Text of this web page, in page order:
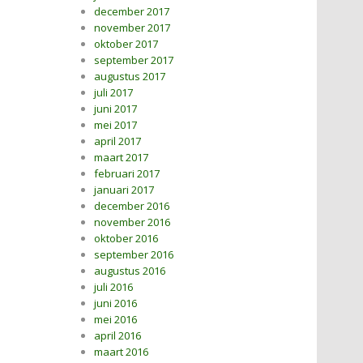
december 2017
november 2017
oktober 2017
september 2017
augustus 2017
juli 2017
juni 2017
mei 2017
april 2017
maart 2017
februari 2017
januari 2017
december 2016
november 2016
oktober 2016
september 2016
augustus 2016
juli 2016
juni 2016
mei 2016
april 2016
maart 2016